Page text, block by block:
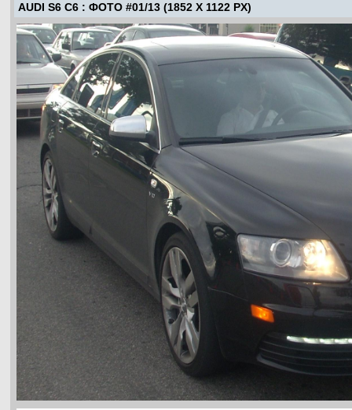
AUDI S6 C6 : ФОТО #01/13 (1852 X 1122 PX)